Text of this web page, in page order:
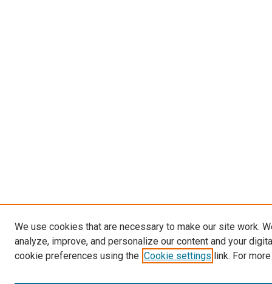
We use cookies that are necessary to make our site work.
analyze, improve, and personalize our content and your
cookie preferences using the Cookie settings link. For